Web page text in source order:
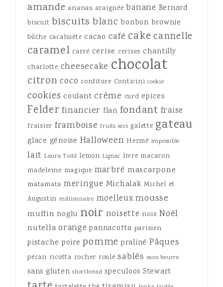
amande ananas araignée banane Bernard
biscuit biscuits blanc bonbon brownie
bûche cacahuète cacao café cake cannelle
caramel carré cerise cerises chantilly
charlotte cheesecake chocolat
citron coco confiture Conticini cookie
cookies coulant crème curd epices
Felder financier flan fondant fraise
fraisier framboise fruits secs galette gateau
glace génoise Halloween Hermé impossible
lait Laura Todd lemon Lignac livre macaron
madeleine magique marbré mascarpone
matamata meringue Michalak Michel et
Augustin millionnaire moelleux mousse
muffin noglu noir noisette noix Noël
nutella orange pannacotta parisien
pistache poire pomme praliné Pâques
pécan ricotta rocher roulé sablés sans beurre
sans gluten shortbread speculoos Stewart